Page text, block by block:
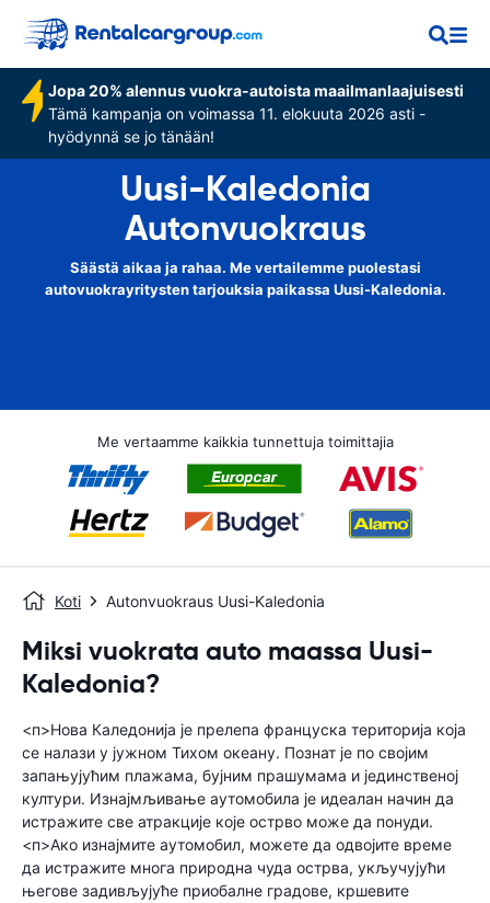
Jopa 20% alennus vuokra-autoista maailmanlaajuisesti
Tämä kampanja on voimassa 11. elokuuta 2026 asti -
hyödynnä se jo tänään!
Uusi-Kaledonia
Autonvuokraus
Säästä aikaa ja rahaa. Me vertailemme puolestasi
autovuokrayritysten tarjouksia paikassa Uusi-Kaledonia.
Me vertaamme kaikkia tunnettuja toimittajia
Koti Autonvuokraus Uusi-Kaledonia
Miksi vuokrata auto maassa Uusi-
Kaledonia?
<п>Нова Каледонија је прелепа француска територија која
се налази у јужном Тихом океану. Познат је по својим
запањујућим плажама, бујним прашумама и јединственој
култури. Изнајмљивање аутомобила је идеалан начин да
истражите све атракције које острво може да понуди.
<п>Ако изнајмите аутомобил, можете да одвојите време
да истражите многа природна чуда острва, укључујући
његове задивљујуће приобалне градове, кршевите